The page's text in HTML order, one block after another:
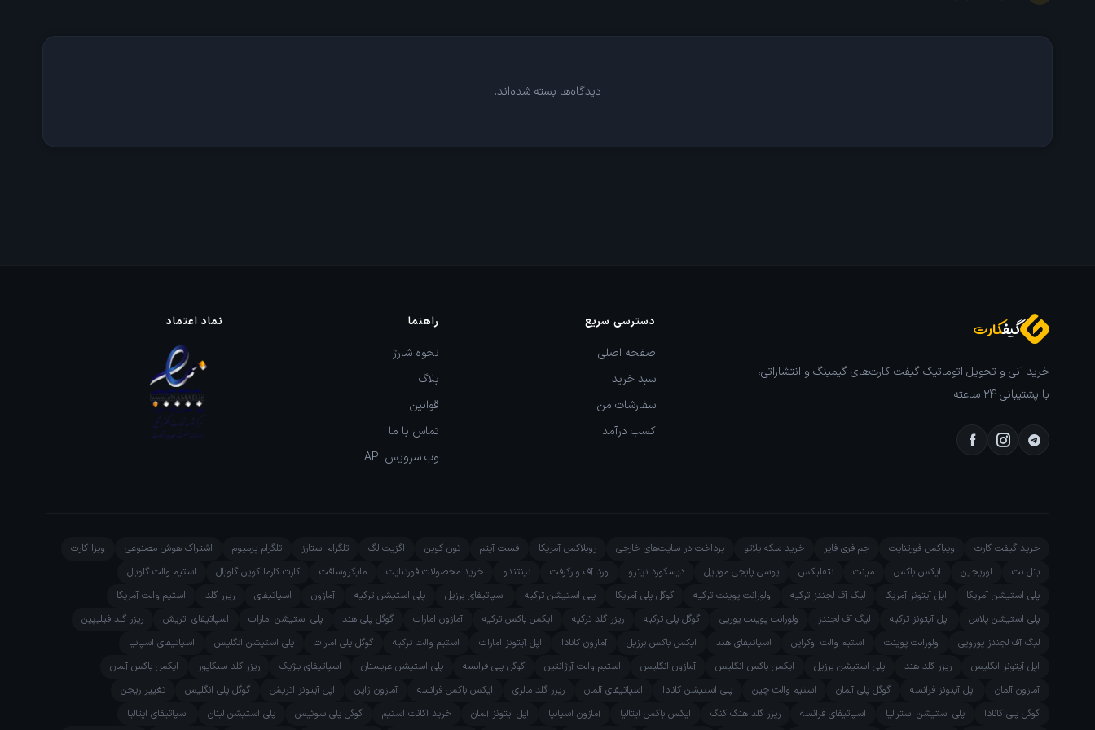
دیدگاه‌ها بسته شده‌اند.
گیفکارت
خرید آنی و تحویل اتوماتیک گیفت کارت‌های گیمینگ و انتشاراتی،
با پشتیبانی ۲۴ ساعته.
دسترسی سریع
صفحه اصلی
سبد خرید
سفارشات من
کسب درآمد
راهنما
نحوه شارژ
بلاگ
قوانین
تماس با ما
وب سرویس API
نماد اعتماد
خرید گیفت کارت ویباکس فورتنایت جم فری فایر خرید سکه پلاتو پرداخت در سایت‌های خارجی روبلاکس آمریکا فست آیتم تون کوین اگزیت لگ تلگرام استارز تلگرام پرمیوم اشتراک هوش مصنوعی
ویزا کارت
بتل نت
اوریجین ایکس باکس مینت نتفلیکس یوسی پابجی موبایل دیسکورد نیترو ورد آف وارکرفت نینتندو خرید محصولات فورتنایت مایکروسافت کارت کارما کوین گلوبال
استیم والت گلوبال
پلی استیشن آمریکا
اپل آیتونز آمریکا لیگ آف لجندز ترکیه ولورانت پوینت ترکیه گوگل پلی آمریکا پلی استیشن ترکیه اسپاتیفای برزیل پلی استیشن ترکیه آمازون اسپاتیفای ریزر گلد
استیم والت آمریکا
پلی استیشن پلاس
اپل آیتونز ترکیه لیگ آف لجندز ولورانت پوینت یوریی گوگل پلی ترکیه ریزر گلد ترکیه ایکس باکس ترکیه آمازون امارات گوگل پلی هند پلی استیشن امارات اسپاتیفای اتریش
ریزر گلد فیلیپین
لیگ آف لجندز یورویی
ولورانت پوینت استیم والت اوکراین اسپاتیفای هند ایکس باکس برزیل آمازون کانادا اپل آیتونز امارات استیم والت ترکیه گوگل پلی امارات پلی استیشن انگلیس
اسپاتیفای اسپانیا
اپل آیتونز انگلیس
ریزر گلد هند پلی استیشن برزیل ایکس باکس انگلیس آمازون انگلیس استیم والت آرژانتین گوگل پلی فرانسه پلی استیشن عربستان اسپاتیفای بلژیک ریزر گلد سنگاپور
ایکس باکس آلمان
آمازون آلمان
اپل آیتونز فرانسه گوگل پلی آلمان استیم والت چین پلی استیشن کانادا اسپاتیفای آلمان ریزر گلد مالزی ایکس باکس فرانسه آمازون ژاپن اپل آیتونز اتریش گوگل پلی انگلیس
تغییر ریجن
گوگل پلی کانادا
پلی استیشن استرالیا اسپاتیفای فرانسه ریزر گلد هنگ کنگ ایکس باکس ایتالیا آمازون اسپانیا اپل آیتونز آلمان خرید اکانت استیم گوگل پلی سوئیس پلی استیشن لبنان اسپاتیفای ایتالیا